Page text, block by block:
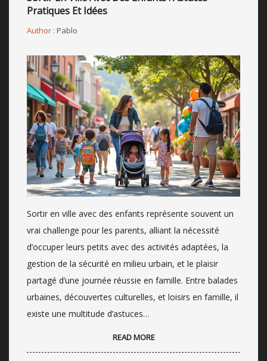
Pratiques Et Idées
Author : Pablo
Sortir en ville avec des enfants représente souvent un
vrai challenge pour les parents, alliant la nécessité
d’occuper leurs petits avec des activités adaptées, la
gestion de la sécurité en milieu urbain, et le plaisir
partagé d’une journée réussie en famille. Entre balades
urbaines, découvertes culturelles, et loisirs en famille, il
existe une multitude d’astuces…
READ MORE